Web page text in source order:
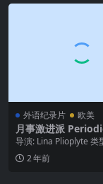
外语纪录片 欧美
月事激进派
导演: Lina Plioplyte 类
片国家/地区: 美国 语...
2 年前